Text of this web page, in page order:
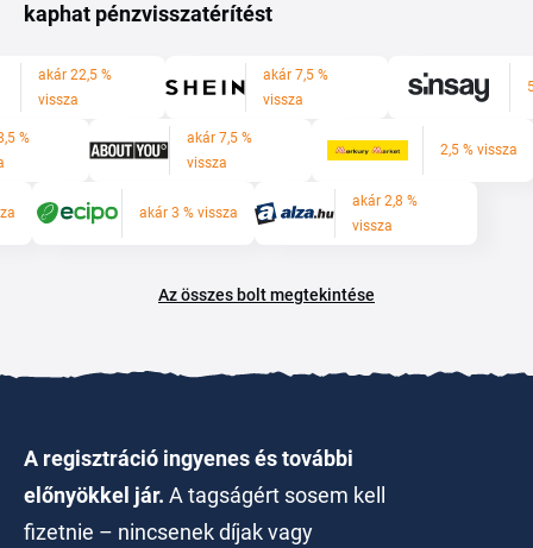
kaphat pénzvisszatérítést
akár 22,5 %
vissza
akár 7,5 %
vissza
%
akár 7,5 %
vissza
2,5 % vissza
akár 3 % vissza
akár 2,8 %
vissza
Az összes bolt megtekintése
A regisztráció ingyenes és további
előnyökkel jár. A tagságért sosem kell
fizetnie – nincsenek díjak vagy